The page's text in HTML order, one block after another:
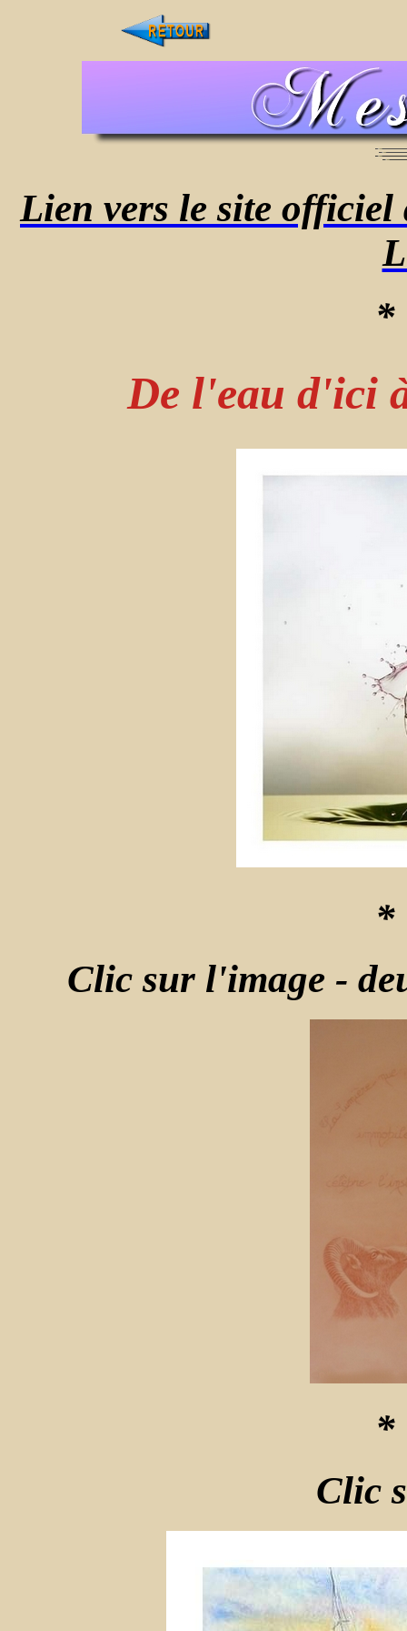
Lien vers le site
*
De l'eau d'ici
*
Clic sur l'image -
*
Clic